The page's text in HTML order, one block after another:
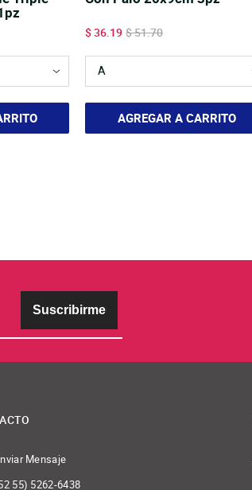
Sale price
$ 36.19 Original price
$ 51.70
AGREGAR A CARRITO
Suscribirme
Mensaje
55) 5262-6438